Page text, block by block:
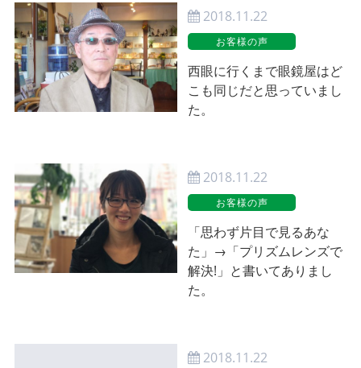
2018.11.22
お客様の声
西眼に行くまで眼鏡屋はど
こも同じだと思っていまし
た。
2018.11.22
お客様の声
「思わず片目で見るあな
た」→「プリズムレンズで
解決!」と書いてありまし
た。
2018.11.22